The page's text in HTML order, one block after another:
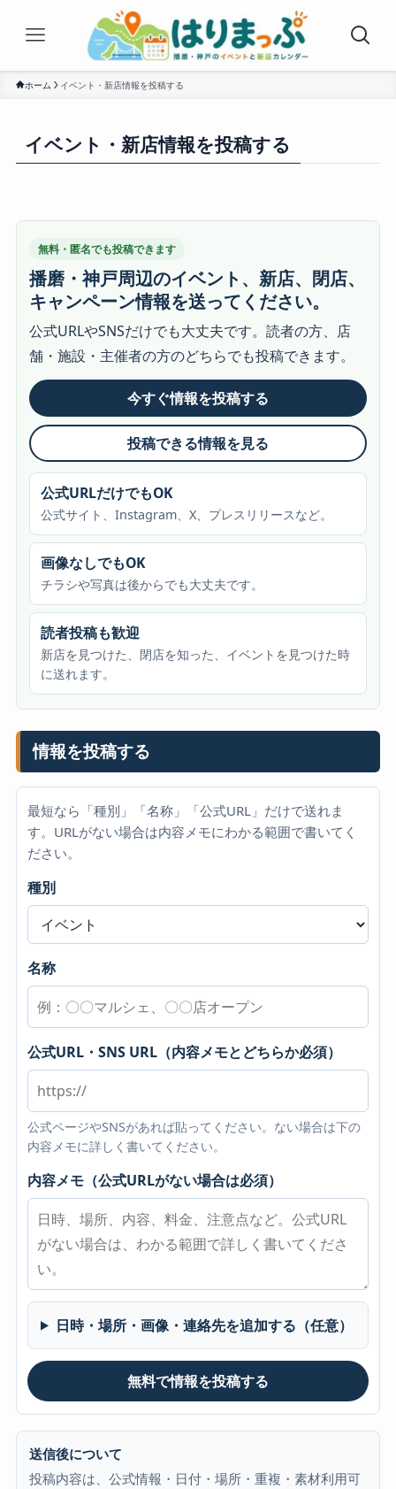
ホーム イベント・新店情報を投稿する
イベント・新店情報を投稿する
無料・匿名でも投稿できます
播磨・神戸周辺のイベント、新店、閉店、
キャンペーン情報を送ってください。
公式URLやSNSだけでも大丈夫です。読者の方、店
舗・施設・主催者の方のどちらでも投稿できます。
今すぐ情報を投稿する
投稿できる情報を見る
公式URLだけでもOK
公式サイト、Instagram、X、プレスリリースなど。
画像なしでもOK
チラシや写真は後からでも大丈夫です。
読者投稿も歓迎
新店を見つけた、閉店を知った、イベントを見つけた時
に送れます。
情報を投稿する
最短なら「種別」「名称」「公式URL」だけで送れま
す。URLがない場合は内容メモにわかる範囲で書いてく
ださい。
種別
名称
公式URL・SNS URL（内容メモとどちらか必須）
公式ページやSNSがあれば貼ってください。ない場合は下の
内容メモに詳しく書いてください。
内容メモ（公式URLがない場合は必須）
日時・場所・画像・連絡先を追加する（任意）
無料で情報を投稿する
送信後について
投稿内容は、公式情報・日付・場所・重複・素材利用可